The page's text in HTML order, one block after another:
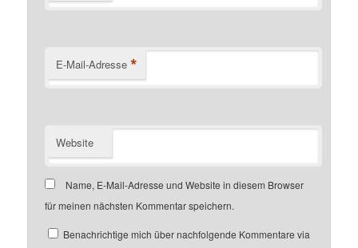
E-Mail-Adresse *
Website
Name, E-Mail-Adresse und Website in diesem Browser
für meinen nächsten Kommentar speichern.
Benachrichtige mich über nachfolgende Kommentare via